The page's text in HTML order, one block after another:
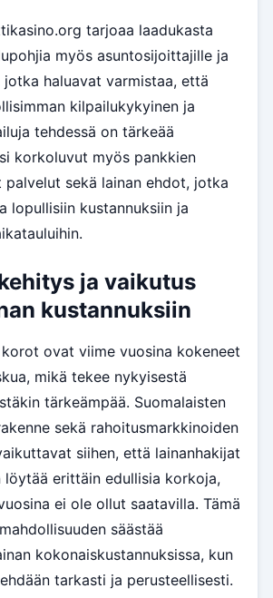
tarjoaa laadukasta
myös asuntosijoittajille ja
jotka haluavat varmistaa, että
kilpailukykyinen ja
tehdessä on tärkeää
korkoluvut myös pankkien
sekä lainan ehdot, jotka
lopullisiin kustannuksiin ja
ja vaikutus
kustannuksiin
ovat viime vuosina kokeneet
mikä tekee nykyisestä
tärkeämpää. Suomalaisten
sekä rahoitusmarkkinoiden
siihen, että lainanhakijat
erittäin edullisia korkoja,
ei ole ollut saatavilla. Tämä
säästää
kokonaiskustannuksissa, kun
tarkasti ja perusteellisesti.